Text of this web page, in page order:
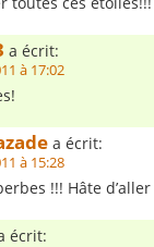
a écrit:
à 17:02
a écrit:
à 15:28
!!! Hâte
écrit: